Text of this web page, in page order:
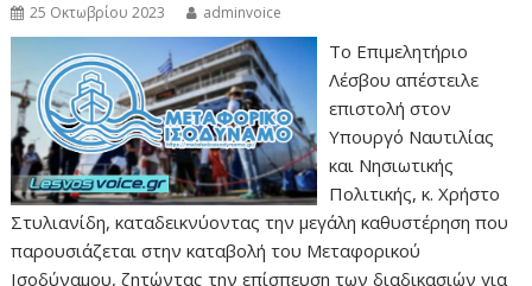
25 Οκτωβρίου 2023 adminvoice
Το Επιμελητήριο
Λέσβου απέστειλε
επιστολή στον
Υπουργό Ναυτιλίας
και Νησιωτικής
Πολιτικής, κ. Χρήστο
Στυλιανίδη, καταδεικνύοντας την μεγάλη καθυστέρηση που
παρουσιάζεται στην καταβολή του Μεταφορικού
Ισοδύναμου, ζητώντας την επίσπευση των διαδικασιών για